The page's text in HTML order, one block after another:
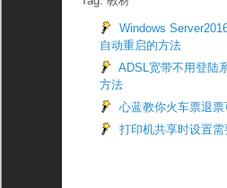
Windows
自动重启的方法
ADSL宽带不用登陆
方法
心蓝教你火车票退
打印机共享时设置